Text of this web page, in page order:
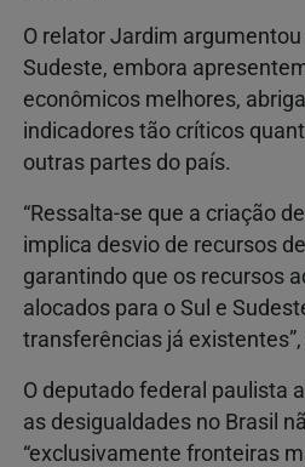
O relator Jardim
Sudeste, embora
econômicos melhores,
indicadores tão críticos
outras partes do país.
“Ressalta-se que a criação
implica desvio de recursos
garantindo que os recursos
alocados para o Sul e
transferências já
O deputado federal paulista
as desigualdades no Brasil
“exclusivamente fronteiras